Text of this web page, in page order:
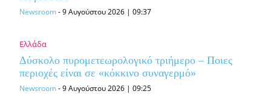
Newsroom-9 Αυγούστου 2026 | 09:37
Ελλάδα
Δύσκολο πυρομετεωρολογικό τριήμερο – Ποιες
περιοχές είναι σε «κόκκινο συναγερμό»
Newsroom-9 Αυγούστου 2026 | 09:25